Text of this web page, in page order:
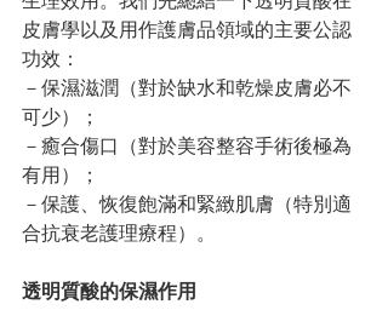
皮膚學以及用作護膚品領域的主要公認
功效：
－保濕滋潤（對於缺水和乾燥皮膚必不
可少）；
－癒合傷口（對於美容整容手術後極為
有用）；
－保護、恢復飽滿和緊緻肌膚（特別適
合抗衰老護理療程）。
透明質酸的保濕作用